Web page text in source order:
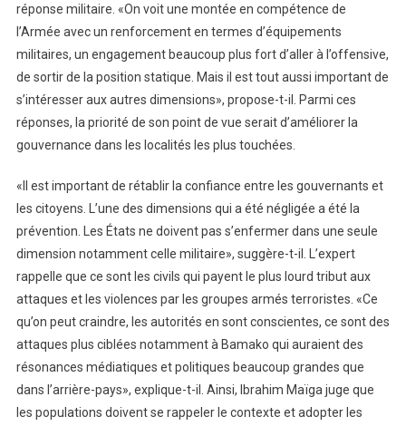
réponse militaire. «On voit une montée en compétence de
l’Armée avec un renforcement en termes d’équipements
militaires, un engagement beaucoup plus fort d’aller à l’offensive,
de sortir de la position statique. Mais il est tout aussi important de
s’intéresser aux autres dimensions», propose-t-il. Parmi ces
réponses, la priorité de son point de vue serait d’améliorer la
gouvernance dans les localités les plus touchées.
«Il est important de rétablir la confiance entre les gouvernants et
les citoyens. L’une des dimensions qui a été négligée a été la
prévention. Les États ne doivent pas s’enfermer dans une seule
dimension notamment celle militaire», suggère-t-il. L’expert
rappelle que ce sont les civils qui payent le plus lourd tribut aux
attaques et les violences par les groupes armés terroristes. «Ce
qu’on peut craindre, les autorités en sont conscientes, ce sont des
attaques plus ciblées notamment à Bamako qui auraient des
résonances médiatiques et politiques beaucoup grandes que
dans l’arrière-pays», explique-t-il. Ainsi, Ibrahim Maïga juge que
les populations doivent se rappeler le contexte et adopter les